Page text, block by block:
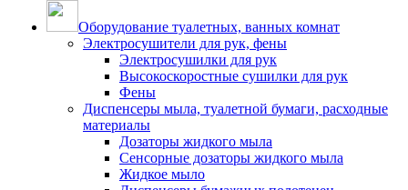
Оборудование туалетных, ванных комнат
Электросушители для рук, фены
Электросушилки для рук
Высокоскоростные сушилки для рук
Фены
Диспенсеры мыла, туалетной бумаги, расходные
материалы
Дозаторы жидкого мыла
Сенсорные дозаторы жидкого мыла
Жидкое мыло